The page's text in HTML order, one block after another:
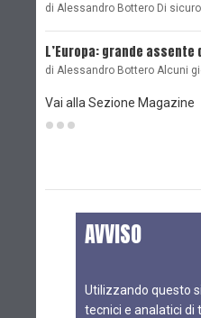
di Alessandro Bottero Di sicuro
L’Europa: grande
di Alessandro Bottero Alcuni
Vai alla Sezione Magazine
AVVISO
Utilizzando questo
tecnici e analatici di